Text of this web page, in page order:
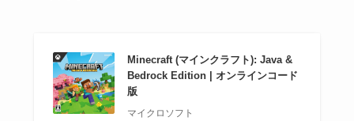
Minecraft (マインクラフト): Java &
Bedrock Edition | オンラインコード
版
マイクロソフト